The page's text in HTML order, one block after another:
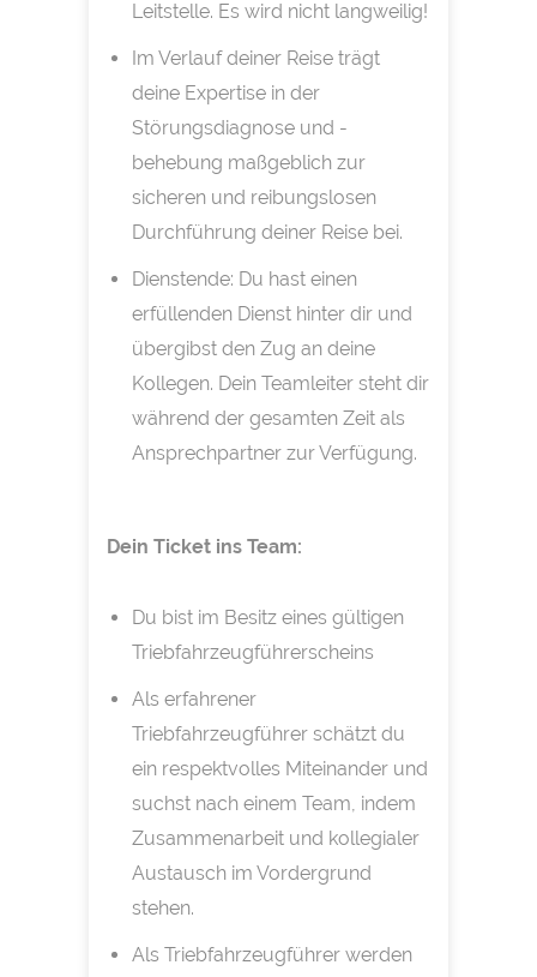
Leitstelle. Es wird nicht langweilig!
Im Verlauf deiner Reise trägt
deine Expertise in der
Störungsdiagnose und -
behebung maßgeblich zur
sicheren und reibungslosen
Durchführung deiner Reise bei.
Dienstende: Du hast einen
erfüllenden Dienst hinter dir und
übergibst den Zug an deine
Kollegen. Dein Teamleiter steht dir
während der gesamten Zeit als
Ansprechpartner zur Verfügung.
Dein Ticket ins Team:
Du bist im Besitz eines gültigen
Triebfahrzeugführerscheins
Als erfahrener
Triebfahrzeugführer schätzt du
ein respektvolles Miteinander und
suchst nach einem Team, indem
Zusammenarbeit und kollegialer
Austausch im Vordergrund
stehen.
Als Triebfahrzeugführer werden